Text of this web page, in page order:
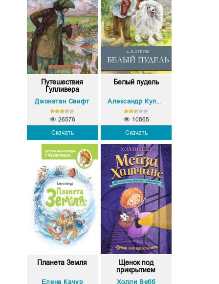
Путешествия
Гулливера
Джонатан Свифт
Скачать
26576
Белый пудель
Александр Куприн
Скачать
10865
Планета Земля
Елена Качур
Щенок под
прикрытием
Холли Вебб